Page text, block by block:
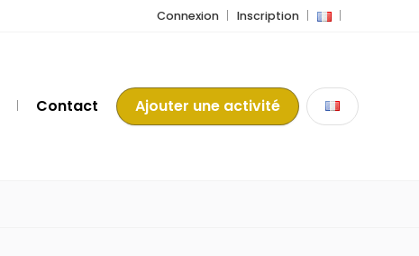
Connexion Inscription
Contact Ajouter une activité